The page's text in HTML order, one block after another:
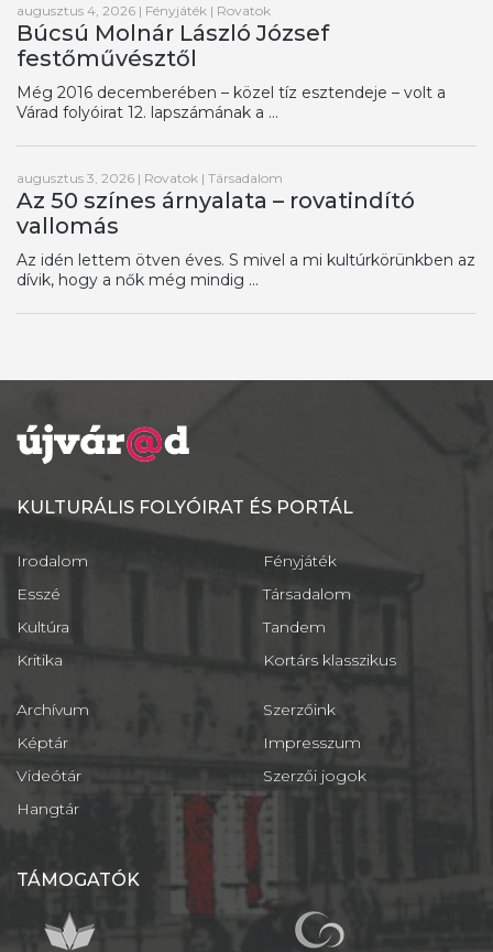
augusztus 4, 2026 | Fényjáték | Rovatok
Búcsú Molnár László József
festőművésztől
Még 2016 decemberében – közel tíz esztendeje – volt a
Várad folyóirat 12. lapszámának a ...
augusztus 3, 2026 | Rovatok | Társadalom
Az 50 színes árnyalata – rovatindító
vallomás
Az idén lettem ötven éves. S mivel a mi kultúrkörünkben az
dívik, hogy a nők még mindig ...
KULTURÁLIS FOLYÓIRAT ÉS PORTÁL
Irodalom
Esszé
Kultúra
Kritika
Fényjáték
Társadalom
Tandem
Kortárs klasszikus
Archívum
Képtár
Videótár
Hangtár
Szerzőink
Impresszum
Szerzői jogok
TÁMOGATÓK